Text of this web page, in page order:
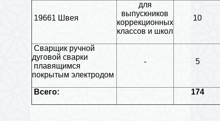
19661 Швея
для
выпускников
коррекционных
классов и школ
10
Сварщик ручной
дуговой сварки
плавящимся
покрытым электродом
- 5
Всего: 174